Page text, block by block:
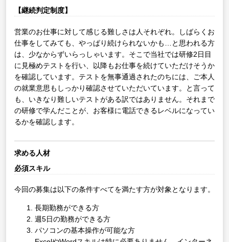
【継続判定制度】
営業のお仕事に対して感じる難しさは人それぞれ。しばらくお
仕事をしてみても、やっぱり続けられないかも…と思われる方
は、少なからずいらっしゃいます。そこで当社では研修2日目
に見極めテストを行い、以降もお仕事を続けていただけそうか
を確認しています。テストを無事通過されたのちには、ご本人
の就業意思もしっかり確認させていただいています。と言って
も、いきなり難しいテストがある訳ではありません。それまで
の研修で学んだことが、お客様に電話できるレベルになってい
るかを確認します。
求める人材
必須スキル
今回の募集は以下の条件すべてを満たす方が対象となります。
長期勤務ができる方
週5日の勤務ができる方
パソコンの基本操作が可能な方